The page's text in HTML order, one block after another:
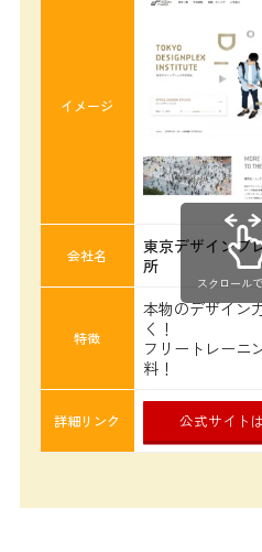
イメージ
会社名
東京デザインプ
所
特徴
本物のデザイン
く！
フリートレーニ
料！
詳細リンク 公式サイト
スクロール